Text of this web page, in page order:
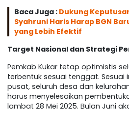
Baca Juga : Dukung
Syahruni Haris Harap BGN
yang Lebih Efektif
Target Nasional dan Strategi
Pemkab Kukar tetap optimistis
terbentuk sesuai tenggat. Sesuai
pusat, seluruh desa dan
harus menyelesaikan
lambat 28 Mei 2025. Bulan Juni